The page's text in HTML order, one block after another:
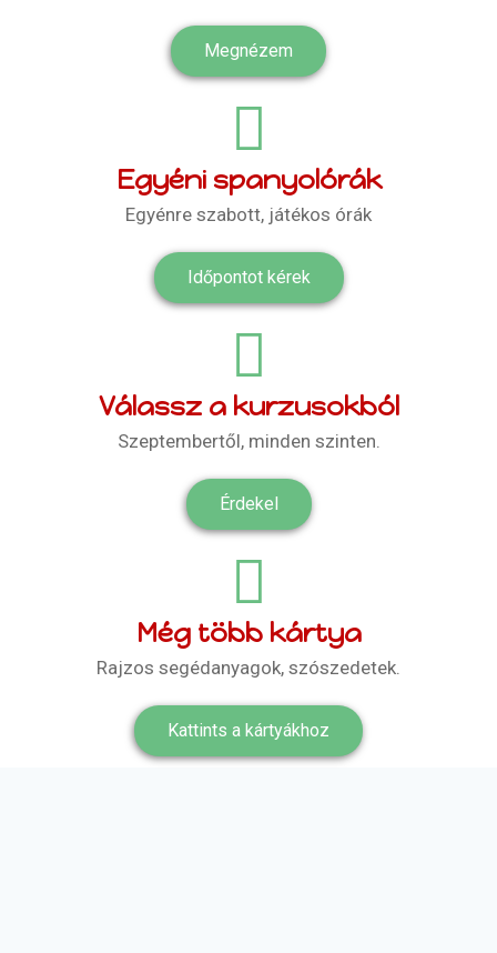
Megnézem
Egyéni spanyolórák
Egyénre szabott, játékos órák
Időpontot kérek
Válassz a kurzusokból
Szeptembertől, minden szinten.
Érdekel
Még több kártya
Rajzos segédanyagok, szószedetek.
Kattints a kártyákhoz